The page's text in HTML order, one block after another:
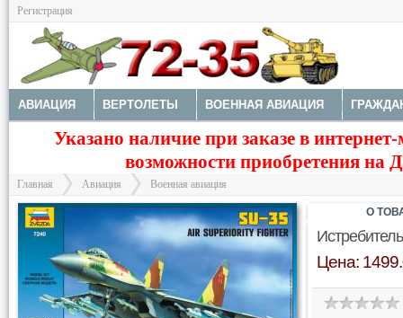
Регистрация
АВИАЦИЯ ВЕРТОЛЕТЫ ВОЕННАЯ АВИАЦИЯ
МОДЕЛИ КОРАБЛЕЙ И ПОДЛОДОК КОСМОС ЗДАНИЯ,
Указано наличие при заказе в
возможности приобретения на
Главная Авиация
>
Военная авиация
Цена:
О